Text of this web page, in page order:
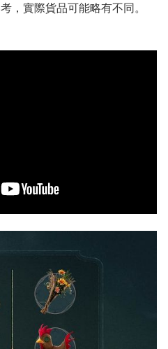
，實際貨品可能略有不同。